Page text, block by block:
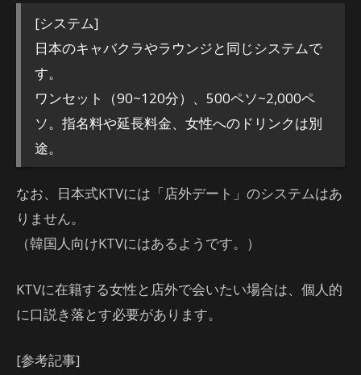
[システム]
日本のキャバクラやラウンジと同じシステムで
す。
ワンセット（90~120分）、500ペソ~2,000ペ
ソ。指名料や延長料金、女性へのドリンクは別
途。
なお、日本式KTVには「店外デート」のシステムはあ
りません。
（韓国人向けKTVにはあるようです。）
KTVに在籍する女性と店外で会いたい場合は、個人的
に口説き落とす必要があります。
[参考記事]